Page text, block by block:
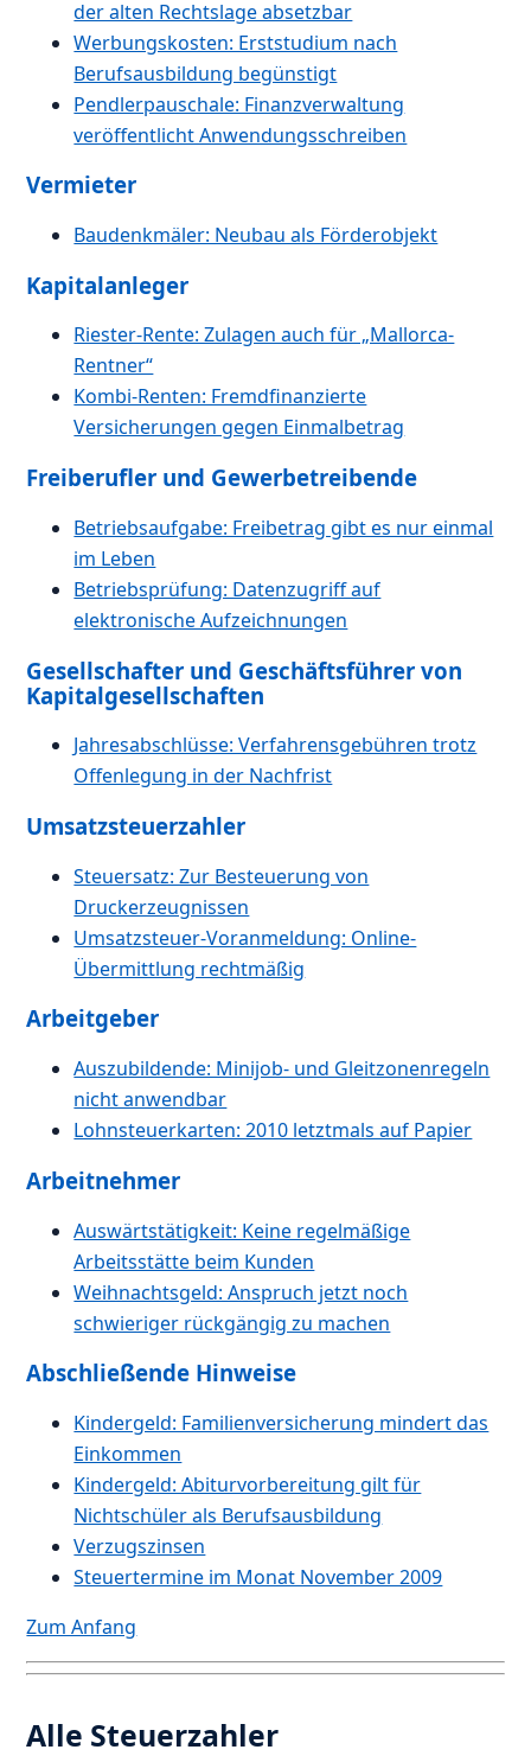
der alten Rechtslage absetzbar
Werbungskosten: Erststudium nach
Berufsausbildung begünstigt
Pendlerpauschale: Finanzverwaltung
veröffentlicht Anwendungsschreiben
Vermieter
Baudenkmäler: Neubau als Förderobjekt
Kapitalanleger
Riester-Rente: Zulagen auch für „Mallorca-
Rentner“
Kombi-Renten: Fremdfinanzierte
Versicherungen gegen Einmalbetrag
Freiberufler und Gewerbetreibende
Betriebsaufgabe: Freibetrag gibt es nur einmal
im Leben
Betriebsprüfung: Datenzugriff auf
elektronische Aufzeichnungen
Gesellschafter und Geschäftsführer von
Kapitalgesellschaften
Jahresabschlüsse: Verfahrensgebühren trotz
Offenlegung in der Nachfrist
Umsatzsteuerzahler
Steuersatz: Zur Besteuerung von
Druckerzeugnissen
Umsatzsteuer-Voranmeldung: Online-
Übermittlung rechtmäßig
Arbeitgeber
Auszubildende: Minijob- und Gleitzonenregeln
nicht anwendbar
Lohnsteuerkarten: 2010 letztmals auf Papier
Arbeitnehmer
Auswärtstätigkeit: Keine regelmäßige
Arbeitsstätte beim Kunden
Weihnachtsgeld: Anspruch jetzt noch
schwieriger rückgängig zu machen
Abschließende Hinweise
Kindergeld: Familienversicherung mindert das
Einkommen
Kindergeld: Abiturvorbereitung gilt für
Nichtschüler als Berufsausbildung
Verzugszinsen
Steuertermine im Monat November 2009
Zum Anfang
Alle Steuerzahler